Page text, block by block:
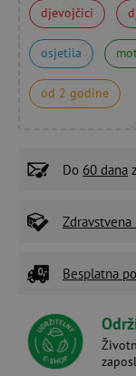
djevojčici
osjetila
od 2 godine
Do 60 dana
Besplatna